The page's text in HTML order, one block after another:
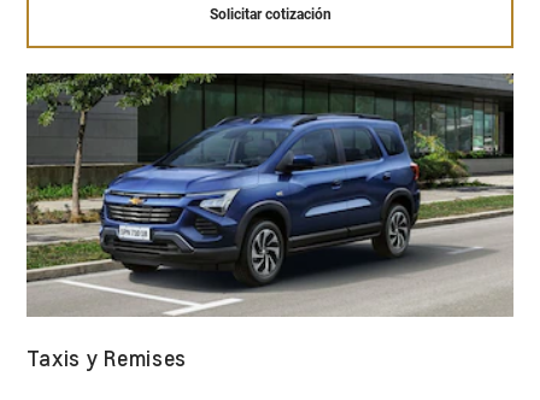
Solicitar cotización
Taxis y Remises